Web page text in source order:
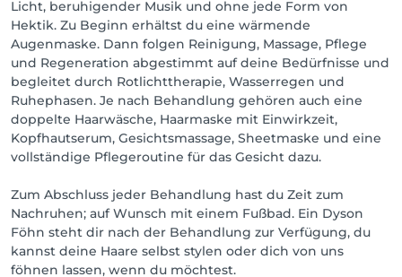
Licht, beruhigender Musik und ohne jede Form von
Hektik. Zu Beginn erhältst du eine wärmende
Augenmaske. Dann folgen Reinigung, Massage, Pflege
und Regeneration abgestimmt auf deine Bedürfnisse und
begleitet durch Rotlichttherapie, Wasserregen und
Ruhephasen. Je nach Behandlung gehören auch eine
doppelte Haarwäsche, Haarmaske mit Einwirkzeit,
Kopfhautserum, Gesichtsmassage, Sheetmaske und eine
vollständige Pflegeroutine für das Gesicht dazu.
Zum Abschluss jeder Behandlung hast du Zeit zum
Nachruhen; auf Wunsch mit einem Fußbad. Ein Dyson
Föhn steht dir nach der Behandlung zur Verfügung, du
kannst deine Haare selbst stylen oder dich von uns
föhnen lassen, wenn du möchtest.